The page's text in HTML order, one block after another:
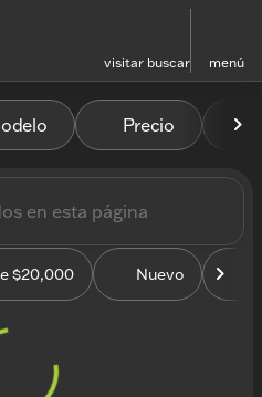
visitar buscar menú
volver arriba
en
Precio
$20,000 Nuevo